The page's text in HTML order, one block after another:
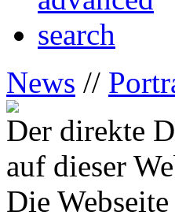
News //
Der direkte
auf dieser
Die